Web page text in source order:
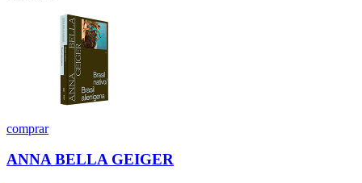
comprar
ANNA BELLA GEIGER